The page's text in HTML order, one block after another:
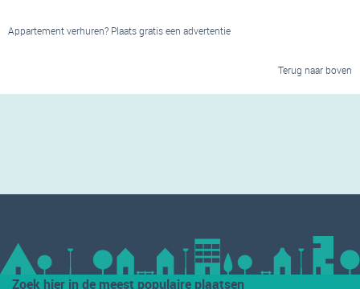
Appartement verhuren? Plaats gratis een advertentie
Terug naar boven
Zoek hier in de meest populaire plaatsen